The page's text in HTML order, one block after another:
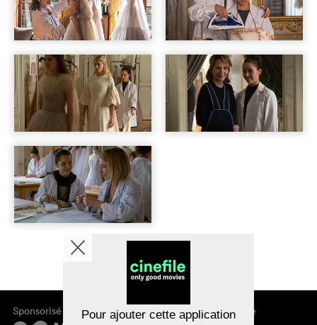
Sponsorisé par
À propos de cinefile
Pour ajouter cette application